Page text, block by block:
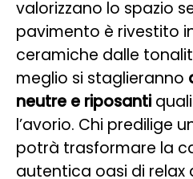
valorizzano lo spazio
pavimento è rivestito
ceramiche dalle
meglio si staglieranno
neutre e riposanti
l’avorio. Chi predilige
potrà trasformare la
autentica oasi di relax